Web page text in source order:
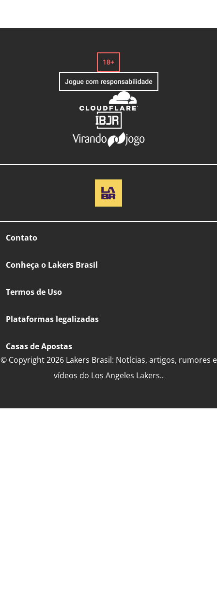
Contato
Conheça o Lakers Brasil
Termos de Uso
Plataformas legalizadas
Casas de Apostas
© Copyright 2026 Lakers Brasil: Notícias, artigos, rumores e
vídeos do Los Angeles Lakers..